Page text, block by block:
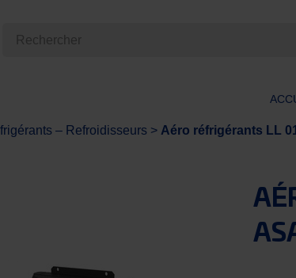
– Refroidisseurs > Aéro réfrigérants LL